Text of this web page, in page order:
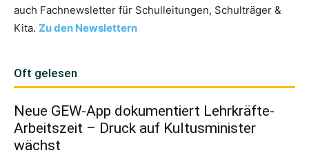
auch Fachnewsletter für Schulleitungen, Schulträger &
Kita. Zu den Newslettern
Oft gelesen
Neue GEW-App dokumentiert Lehrkräfte-
Arbeitszeit – Druck auf Kultusminister
wächst